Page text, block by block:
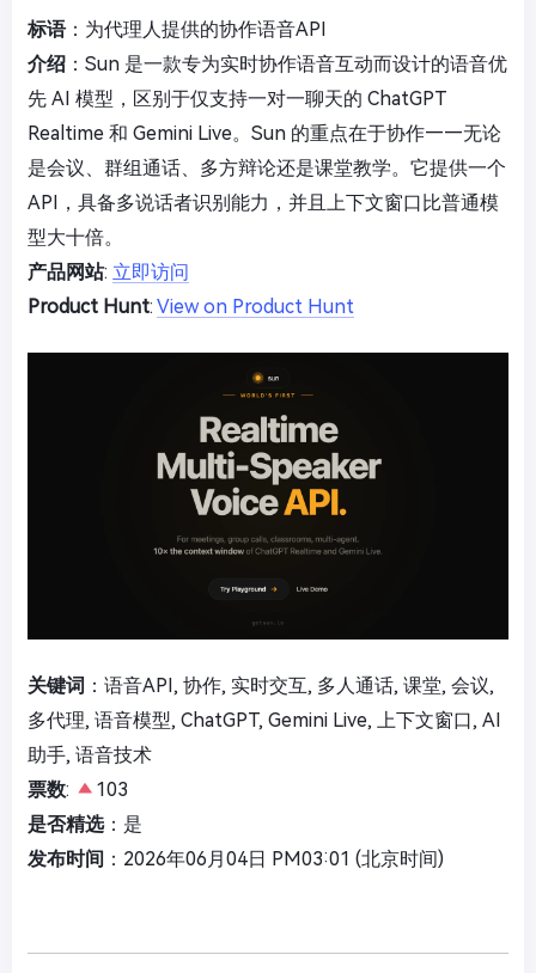
标语：为代理人提供的协作语音API
介绍 ：Sun 是一款专为实时协作语音互动而设计的语音优
先 AI 模型，区别于仅支持一对一聊天的 ChatGPT
Realtime 和 Gemini Live。Sun 的重点在于协作——无论
是会议、群组通话、多方辩论还是课堂教学。它提供一个
API，具备多说话者识别能力，并且上下文窗口比普通模
型大十倍。
产品网站: 立即访问
Product Hunt: View on Product Hunt
关键词 ：语音API, 协作, 实时交互, 多人通话, 课堂, 会议,
多代理, 语音模型, ChatGPT, Gemini Live, 上下文窗口, AI
助手, 语音技术
票数:
103
是否精选：是
发布时间 ：2026年06月04日 PM03:01 (北京时间)